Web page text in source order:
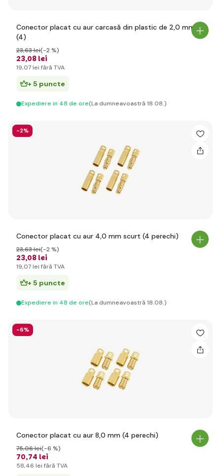
Conector placat cu aur carcasă din plastic de 2,0 mm
(4)
23,08 lei
23,63 lei(-2 %)
19,07 lei fără TVA
+ 5 puncte
Expediere in 48 de ore(La dumneavoastră 18.08.)
-2%
Conector placat cu aur 4,0 mm scurt (4 perechi)
23,08 lei
23,63 lei(-2 %)
19,07 lei fără TVA
+ 5 puncte
Expediere in 48 de ore(La dumneavoastră 18.08.)
-6%
Conector placat cu aur 8,0 mm (4 perechi)
70,74 lei
75,06 lei(-6 %)
58,46 lei fără TVA